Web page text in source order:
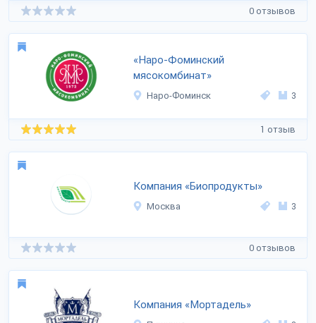
0 отзывов
«Наро-Фоминский
мясокомбинат»
Наро-Фоминск 3
1 отзыв
Компания «Биопродукты»
Москва 3
0 отзывов
Компания «Мортадель»